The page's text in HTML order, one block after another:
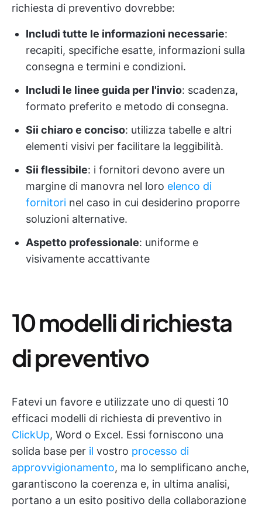
richiesta di preventivo dovrebbe:
Includi tutte le informazioni necessarie:
recapiti, specifiche esatte, informazioni sulla
consegna e termini e condizioni.
Includi le linee guida per l'invio: scadenza,
formato preferito e metodo di consegna.
Sii chiaro e conciso: utilizza tabelle e altri
elementi visivi per facilitare la leggibilità.
Sii flessibile: i fornitori devono avere un
margine di manovra nel loro elenco di
fornitori nel caso in cui desiderino proporre
soluzioni alternative.
Aspetto professionale: uniforme e
visivamente accattivante
10 modelli di richiesta
di preventivo
Fatevi un favore e utilizzate uno di questi 10
efficaci modelli di richiesta di preventivo in
ClickUp, Word o Excel. Essi forniscono una
solida base per il vostro processo di
approvvigionamento, ma lo semplificano anche,
garantiscono la coerenza e, in ultima analisi,
portano a un esito positivo della collaborazione